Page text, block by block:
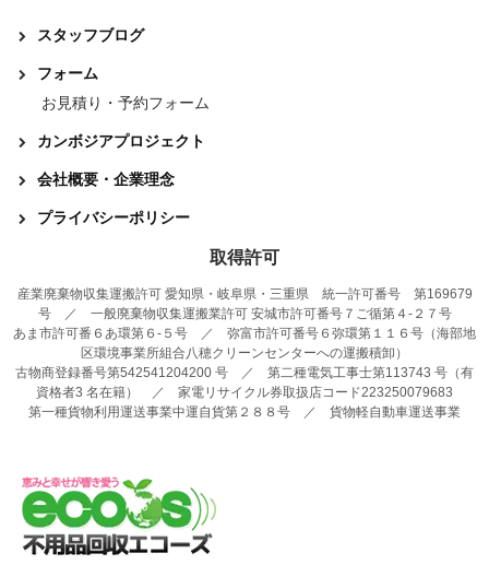
スタッフブログ
フォーム
お見積り・予約フォーム
カンボジアプロジェクト
会社概要・企業理念
プライバシーポリシー
取得許可
産業廃棄物収集運搬許可 愛知県・岐阜県・三重県 統一許可番号 第169679
号 ／ 一般廃棄物収集運搬業許可 安城市許可番号７ご循第４-２７号
あま市許可番６あ環第６-５号 ／ 弥富市許可番号６弥環第１１６号（海部地
区環境事業所組合八穂クリーンセンターへの運搬積卸）
古物商登録番号第542541204200 号 ／ 第二種電気工事士第113743 号（有
資格者3 名在籍） ／ 家電リサイクル券取扱店コード223250079683
第一種貨物利用運送事業中運自貨第２８８号 ／ 貨物軽自動車運送事業